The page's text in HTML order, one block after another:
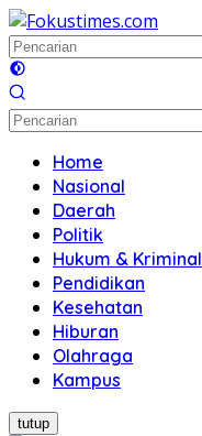
Langsung
ke
konten
Home
Nasional
Daerah
Politik
Hukum & Kriminal
Pendidikan
Kesehatan
Hiburan
Olahraga
Kampus
tutup